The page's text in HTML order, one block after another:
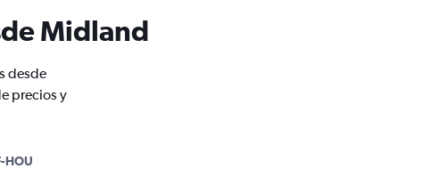
Midland
desde
precios y
HOU